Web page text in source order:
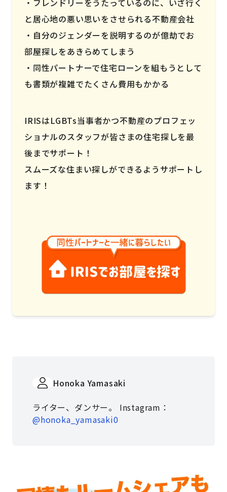
フレンドリーをうたっているのに、いざ行く
と居心地の悪い思いをさせられる不動産会社
自分のジェンダーを説明するのが億劫でお
部屋探しをあきらめてしまう
同性パートナーで住宅ローンを組もうとして
も書類が複雑でたくさん費用もかかる
IRISはLGBTs当事者かつ不動産のプロフェッ
ショナルのスタッフが皆さまの住宅探しを最
後までサポート！
スムーズな住まい探しができるようサポートし
ます！
Honoka Yamasaki
ライター、ダンサー。 Instagram：
@honoka_yamasaki0